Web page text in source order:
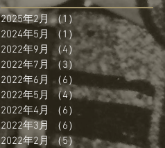
2025年2月 （1） 1件の記事
2024年5月
（1）1件の記事
2022年9月 （4） 4件の記事
2022年7月
（3） 3件の記事
2022年6月 （6）
6件の記事
2022年5月 （4）4件の記事
2022年4月
（6）
2022年3月
（6）
2022年2月 （5） 5件の記事